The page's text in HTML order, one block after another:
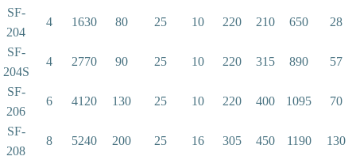
SF-
204
4 1630 80 25 10 220 210 650 28
SF-
204S
4 2770 90 25 10 220 315 890 57
SF-
206
6 4120 130 25 10 220 400 1095 70
SF-
208
8 5240 200 25 16 305 450 1190 130